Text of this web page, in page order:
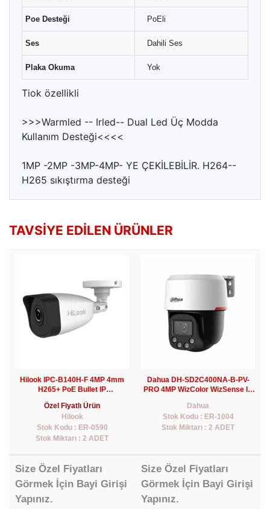
Poe Desteği PoEli
Ses Dahili Ses
Plaka Okuma Yok
Tiok özellikli
>>>Warmled -- Irled-- Dual Led Üç Modda
Kullanım Desteği<<<<
1MP -2MP -3MP-4MP- YE ÇEKİLEBİLİR. H264--
H265 sıkıştırma desteği
TAVSIYE EDILEN ÜRÜNLER
Hilook IPC-B140H-F 4MP 4mm
H265+ PoE Bullet IP
Özel Fiyatlı Ürün
Hilook
Stok Kodu : ER-0590
Stok Miktarı : 2 ADET
Size Özel Fiyatları
Görmek İçin Bayi Girişi
Yapınız.
Dahua DH-SD2C400NA-B-PV-
PRO 4MP WizColor WizSense IP
Dahua
Stok Kodu : ER-1004
Stok Miktarı : 2 ADET
Size Özel Fiyatları
Görmek İçin Bayi Girişi
Yapınız.